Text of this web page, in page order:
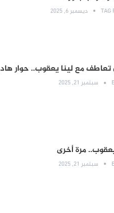
TAG ديسمبر 6, 2025
مع لينا يعقوب.. حوار
سبتمبر 21, 2025
مرة أخرى
سبتمبر 21, 2025